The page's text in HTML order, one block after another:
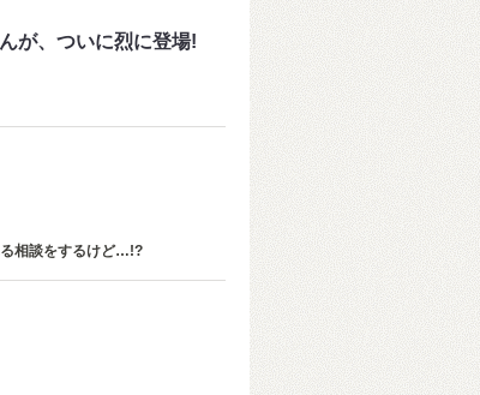
が、ついに烈に登場!
る相談をするけど…!?